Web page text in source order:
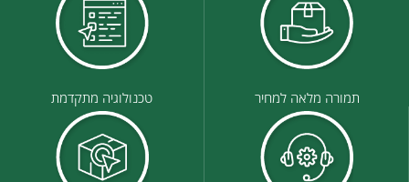
תמורה מלאה למחיר טכנולוגיה מתקדמת